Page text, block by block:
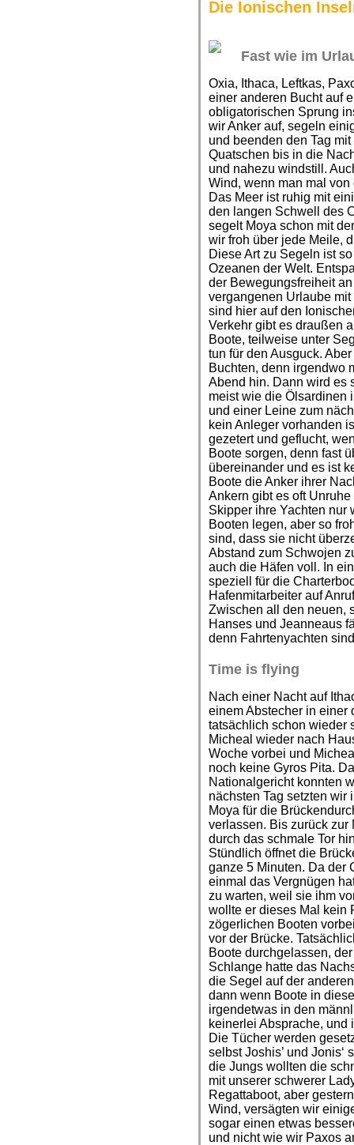
Die Ionischen
Fast wie im
Oxia, Ithaca, Leftkas,
einer anderen Bucht auf
obligatorischen Sprung
wir Anker auf, segeln
und beenden den Tag
Quatschen bis in die
und nahezu windstill.
Wind, wenn man mal
Das Meer ist ruhig mit
den langen Schwell des
segelt Moya schon mit
wir froh über jede Meile,
Diese Art zu Segeln ist
Ozeanen der Welt.
der Bewegungsfreiheit
vergangenen Urlaube
sind hier auf den
Verkehr gibt es draußen
Boote, teilweise unter
tun für den Ausguck.
Buchten, denn irgendwo
Abend hin. Dann wird es
meist wie die Ölsardinen
und einer Leine zum
kein Anleger vorhanden
gezetert und geflucht,
Boote sorgen, denn fast
übereinander und es ist
Boote die Anker ihrer
Ankern gibt es oft
Skipper ihre Yachten nur
Booten legen, aber so
sind, dass sie nicht
Abstand zum Schwojen
auch die Häfen voll. In
speziell für die
Hafenmitarbeiter auf
Zwischen all den neuen,
Hanses und Jeanneaus
denn Fahrtenyachten
Time is flying
Nach einer Nacht auf
einem Abstecher in einer
tatsächlich schon wieder
Micheal wieder nach
Woche vorbei und
noch keine Gyros Pita.
Nationalgericht konnten
nächsten Tag setzten wir
Moya für die
verlassen. Bis zurück
durch das schmale Tor
Stündlich öffnet die
ganze 5 Minuten. Da der
einmal das Vergnügen
zu warten, weil sie ihm
wollte er dieses Mal kein
zögerlichen Booten
vor der Brücke.
Boote durchgelassen,
Schlange hatte das
die Segel auf der
dann wenn Boote in
irgendetwas in den
keinerlei Absprache, und
Die Tücher werden
selbst Joshis’ und
die Jungs wollten die
mit unserer schwerer
Regattaboot, aber
Wind, versägten wir
sogar einen etwas
und nicht wie wir Paxos